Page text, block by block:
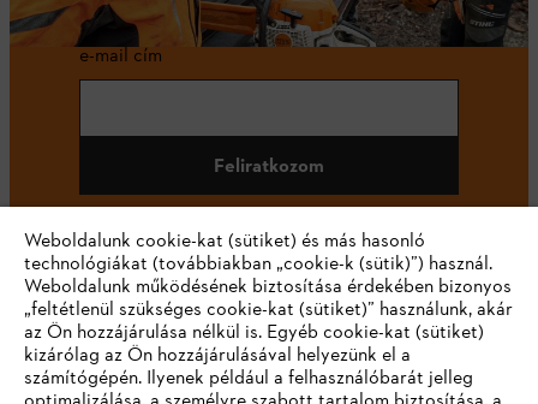
e-mail cím
Feliratkozom
#STIHL
Weboldalunk cookie-kat (sütiket) és más hasonló
technológiákat (továbbiakban „cookie-k (sütik)”) használ.
Weboldalunk működésének biztosítása érdekében bizonyos
„feltétlenül szükséges cookie-kat (sütiket)” használunk, akár
az Ön hozzájárulása nélkül is. Egyéb cookie-kat (sütiket)
kizárólag az Ön hozzájárulásával helyezünk el a
számítógépén. Ilyenek például a felhasználóbarát jelleg